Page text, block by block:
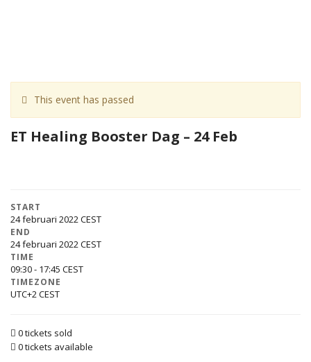
This event has passed
ET Healing Booster Dag – 24 Feb
START
24 februari 2022
END
24 februari 2022
TIME
09:30 - 17:45
TIMEZONE
UTC+2
0 tickets sold
0 tickets available